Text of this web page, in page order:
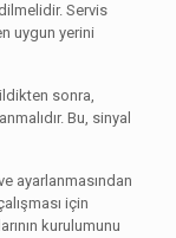
Servis
uygun yerini
sonra,
Bu, sinyal
ayarlanmasından
için
kurulumunu